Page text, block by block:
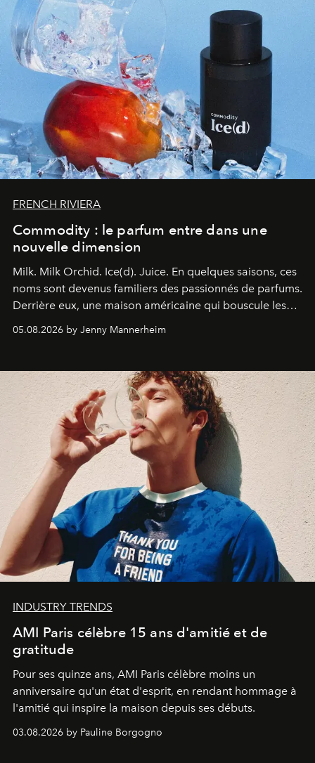
FRENCH RIVIERA
Commodity : le parfum entre dans une
nouvelle dimension
Milk. Milk Orchid. Ice(d). Juice. En quelques saisons, ces
noms sont devenus familiers des passionnés de parfums.
Derrière eux, une maison américaine qui bouscule les
une approche aussi intuitive que personnelle :
05.08.2026 by Jenny Mannerheim
INDUSTRY TRENDS
AMI Paris célèbre 15 ans d'amitié et de
gratitude
Pour ses quinze ans, AMI Paris célèbre moins un
anniversaire qu'un état d'esprit, en rendant hommage à
l'amitié qui inspire la maison depuis ses débuts.
03.08.2026 by Pauline Borgogno